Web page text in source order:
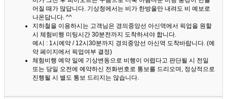
어질 때가 많답니다. 기상청에서는 비가 한방울만 내려도 비 예보로
나온답니다. ^^
지하철을 이용하시는 고객님은 경의중앙선 아신역에서 픽업을 원할
시 체험비행 미팅시간 30분전까지 도착하셔야 합니다.
예시 : 1시예약 / 12시30분까지 경의중앙선 아신역 도착바랍니다. (예
약 페이지에서 픽업여부 결정)
체험비행 예약 일에 기상변동으로 비행이 어렵다고 판단될 시 전일
또는 당일 오전에 예약하신 전화번호로 통보를 드리오며, 정상적으로
진행될 시 별도 통보 드리지는 않습니다.